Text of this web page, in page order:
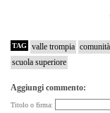
TAG valle trompia
scuola superiore
Aggiungi commento:
Titolo o firma: